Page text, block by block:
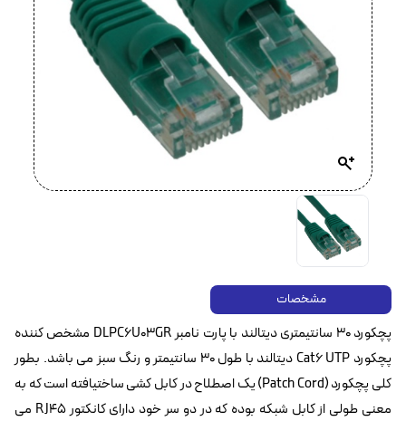
مشخصات
پچکورد 30 سانتیمتری دیتالند با پارت نامبر DLPC6U03GR مشخص کننده
پچکورد Cat6 UTP‌ دیتالند با طول 30 سانتیمتر و رنگ سبز می باشد. بطور
کلی پچکورد (Patch Cord) یک اصطلاح در کابل کشی ساختیافته است که به
معنی طولی از کابل شبکه بوده که در دو سر خود دارای کانکتور RJ45 می